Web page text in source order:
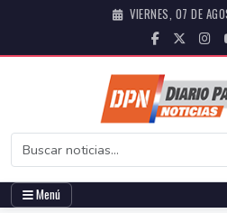
VIERNES, 07 DE
Menú